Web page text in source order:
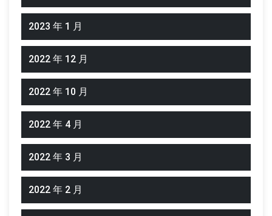
2023 年 1 月
2022 年 12 月
2022 年 10 月
2022 年 4 月
2022 年 3 月
2022 年 2 月